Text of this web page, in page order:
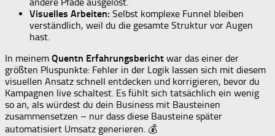
Visuelles Arbeiten: Selbst komplexe Funnel bleiben
verständlich, weil du die gesamte Struktur vor Augen
hast.
In meinem Quentn Erfahrungsbericht war das einer der
größten Pluspunkte: Fehler in der Logik lassen sich mit diesem
visuellen Ansatz schnell entdecken und korrigieren, bevor du
Kampagnen live schaltest. Es fühlt sich tatsächlich ein wenig
so an, als würdest du dein Business mit Bausteinen
zusammensetzen – nur dass diese Bausteine später
automatisiert Umsatz generieren. 💰